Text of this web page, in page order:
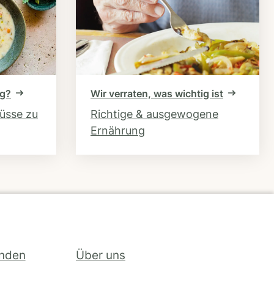
zu
Wir verraten, was wichtig ist
Richtige & ausgewogene
Ernährung
Über uns